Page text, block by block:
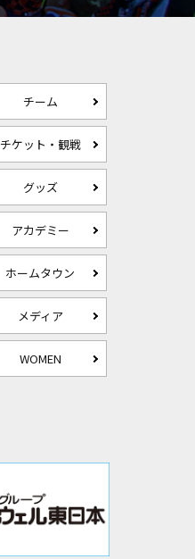
チーム
チケット・観戦
グッズ
アカデミー
ホームタウン
メディア
WOMEN